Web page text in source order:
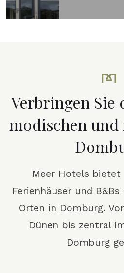
Verbringen Sie
modischen und
Meer Hotels bietet
Ferienhäuser und
Orten in Domburg.
Dünen bis zentral
Domburg